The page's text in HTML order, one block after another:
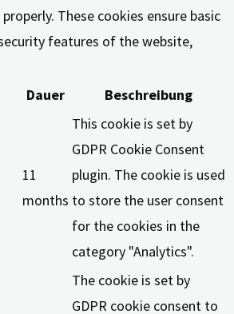
These cookies ensure basic
features of the website,
Dauer Beschreibung
11
months
This cookie is set by
GDPR Cookie Consent
plugin. The cookie is used
to store the user consent
for the cookies in the
category "Analytics".
The cookie is set by
GDPR cookie consent to